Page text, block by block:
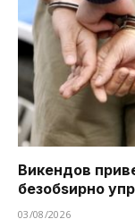
Викендов
безобѕирно
03/08/2026